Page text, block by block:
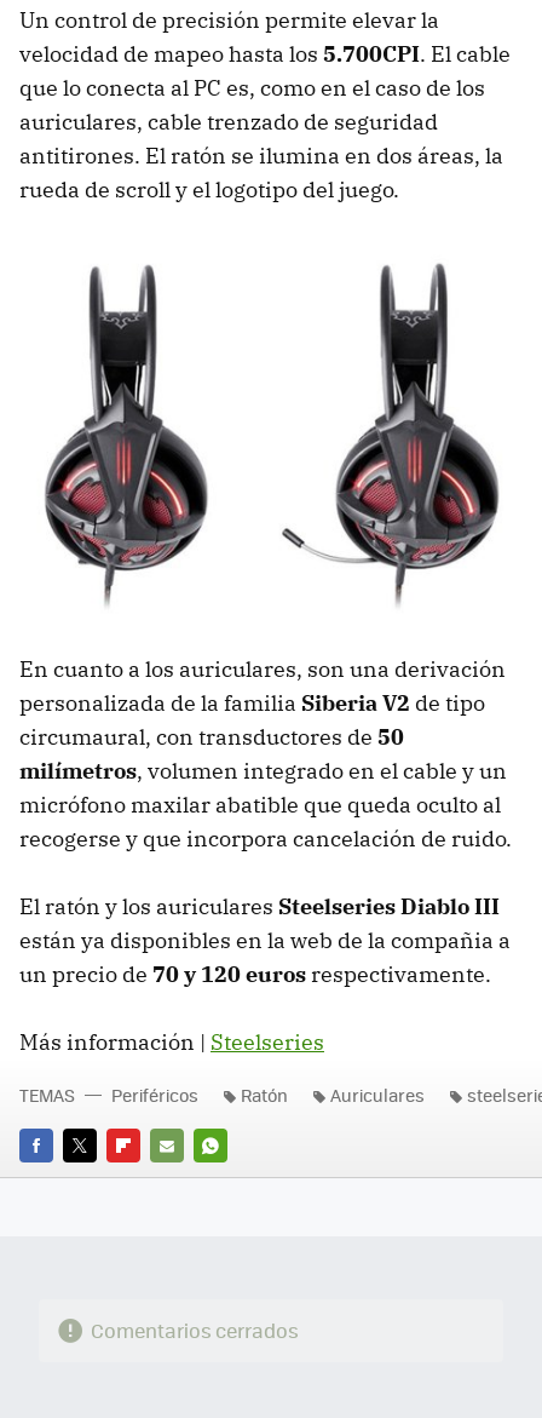
Un control de precisión permite elevar la
velocidad de mapeo hasta los 5.700CPI. El cable
que lo conecta al PC es, como en el caso de los
auriculares, cable trenzado de seguridad
antitirones. El ratón se ilumina en dos áreas, la
rueda de scroll y el logotipo del juego.
En cuanto a los auriculares, son una derivación
personalizada de la familia Siberia V2 de tipo
circumaural, con transductores de 50
milímetros, volumen integrado en el cable y un
micrófono maxilar abatible que queda oculto al
recogerse y que incorpora cancelación de ruido.
El ratón y los auriculares Steelseries Diablo III
están ya disponibles en la web de la compañia a
un precio de 70 y 120 euros respectivamente.
Más información | Steelseries
FACEBOOK
TWITTERFLIPBOARD
E-
WHATSAPP
TEMAS Periféricos Ratón Auriculares
Comentarios cerrados